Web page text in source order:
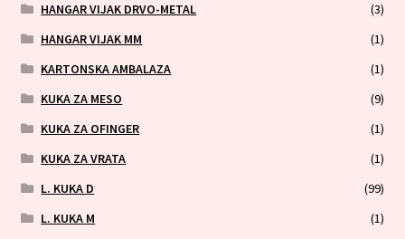
HANGAR VIJAK DRVO-METAL
(3)
HANGAR VIJAK MM
(1)
KARTONSKA AMBALAZA
(1)
KUKA ZA MESO
(9)
KUKA ZA OFINGER
(1)
KUKA ZA VRATA
(1)
L. KUKA D
(99)
L. KUKA M
(1)